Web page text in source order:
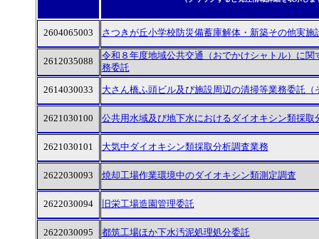
2604065003 さつきが丘小学校防災備蓄庫解体・新築その他実施
2612035088
令和８年度地域公共交通（おでかけシャトル）に関
務委託
2614030033 大さん橋ふ頭ビル及び施設周辺の清掃等業務委託（
2621030100 公共用水域及び地下水におけるダイオキシン類採取
2621030101 大気中ダイオキシン類採取分析調査業務
2622030093 焼却工場作業環境中のダイオキシン類測定調査
2622030094 旧栄工場造園管理委託
2622030095 都筑工場ほか下水汚泥処理処分委託